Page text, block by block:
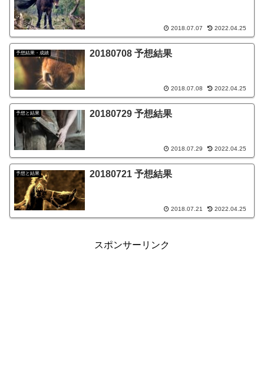
2018.07.07 2022.04.25
予想結果・成績 20180708 予想結果
2018.07.08 2022.04.25
予想と結果 20180729 予想結果
2018.07.29 2022.04.25
予想と結果 20180721 予想結果
2018.07.21 2022.04.25
スポンサーリンク